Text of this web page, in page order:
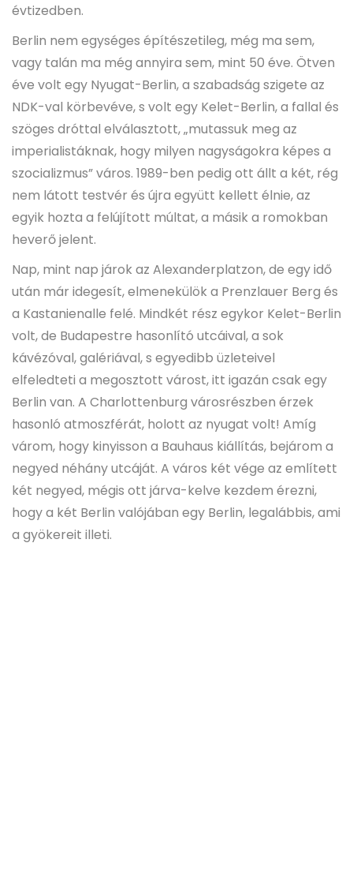
évtizedben.
Berlin nem egységes építészetileg, még ma sem,
vagy talán ma még annyira sem, mint 50 éve. Ötven
éve volt egy Nyugat-Berlin, a szabadság szigete az
NDK-val körbevéve, s volt egy Kelet-Berlin, a fallal és
szöges dróttal elválasztott, „mutassuk meg az
imperialistáknak, hogy milyen nagyságokra képes a
szocializmus” város. 1989-ben pedig ott állt a két, rég
nem látott testvér és újra együtt kellett élnie, az
egyik hozta a felújított múltat, a másik a romokban
heverő jelent.
Nap, mint nap járok az Alexanderplatzon, de egy idő
után már idegesít, elmenekülök a Prenzlauer Berg és
a Kastanienalle felé. Mindkét rész egykor Kelet-Berlin
volt, de Budapestre hasonlító utcáival, a sok
kávézóval, galériával, s egyedibb üzleteivel
elfeledteti a megosztott várost, itt igazán csak egy
Berlin van. A Charlottenburg városrészben érzek
hasonló atmoszférát, holott az nyugat volt! Amíg
várom, hogy kinyisson a Bauhaus kiállítás, bejárom a
negyed néhány utcáját. A város két vége az említett
két negyed, mégis ott járva-kelve kezdem érezni,
hogy a két Berlin valójában egy Berlin, legalábbis, ami
a gyökereit illeti.